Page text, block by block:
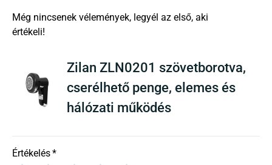
Zilan ZLN0201 szövetborotva,
cserélhető penge, elemes és
hálózati működés
Értékelés*